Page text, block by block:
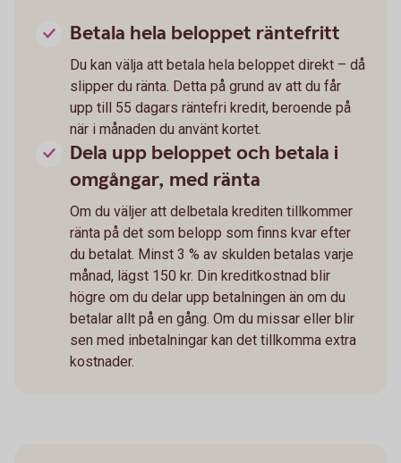
Betala hela beloppet räntefritt
Du kan välja att betala hela beloppet direkt – då
slipper du ränta. Detta på grund av att du får
upp till 55 dagars räntefri kredit, beroende på
när i månaden du använt kortet.
Dela upp beloppet och betala i
omgångar, med ränta
Om du väljer att delbetala krediten tillkommer
ränta på det som belopp som finns kvar efter
du betalat. Minst 3 % av skulden betalas varje
månad, lägst 150 kr. Din kreditkostnad blir
högre om du delar upp betalningen än om du
betalar allt på en gång. Om du missar eller blir
sen med inbetalningar kan det tillkomma extra
kostnader.